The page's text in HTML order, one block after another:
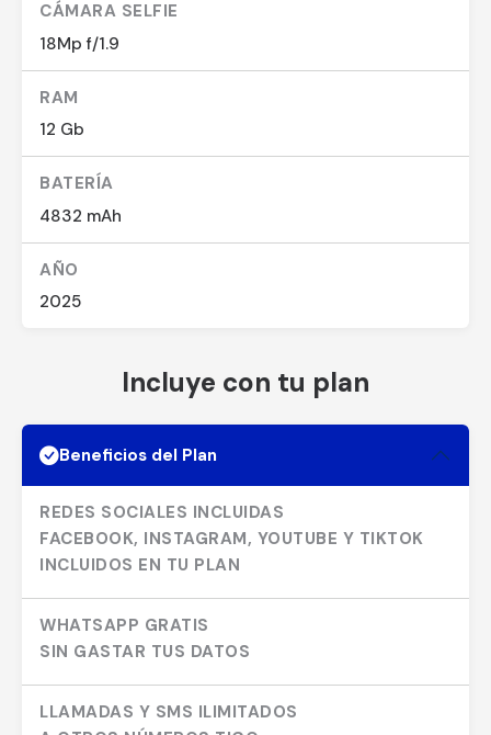
CÁMARA SELFIE
18Mp f/1.9
RAM
12 Gb
BATERÍA
4832 mAh
AÑO
2025
Incluye con tu plan
Beneficios del Plan
REDES SOCIALES INCLUIDAS
FACEBOOK, INSTAGRAM, YOUTUBE Y TIKTOK
INCLUIDOS EN TU PLAN
WHATSAPP GRATIS
SIN GASTAR TUS DATOS
LLAMADAS Y SMS ILIMITADOS